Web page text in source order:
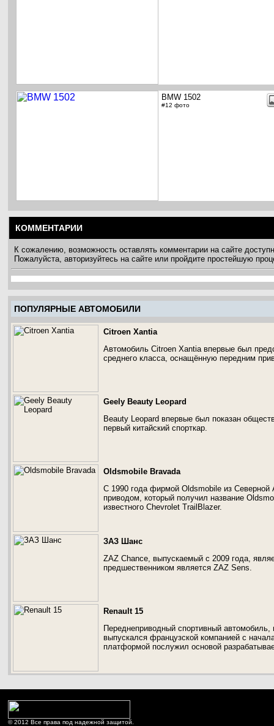
BMW 1502
#12 фото
КОММЕНТАРИИ
К сожалению, возможность оставлять комментарии на сайте
Пожалуйста, авторизуйтесь на сайте или пройдите простейшую
ПОПУЛЯРНЫЕ АВТОМОБИЛИ
Citroen Xantia
Автомобиль Citroen Xantia впервые был
среднего класса, оснащённую передним
Geely Beauty Leopard
Beauty Leopard впервые был показан
первый китайский спорткар.
Oldsmobile Bravada
С 1990 года фирмой Oldsmobile из
приводом, который получил название
известного Chevrolet TrailBlazer.
ЗАЗ Шанс
ZAZ Chance, выпускаемый с 2009 года,
предшественником является ZAZ Sens.
Renault 15
Переднеприводный спортивный
выпускался французской компанией с
платформой послужил основой
© 2012 Все права под надежной защитой.